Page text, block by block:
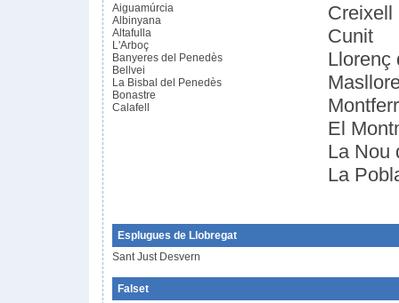
Aiguamúrcia
Albinyana
Altafulla
L'Arboç
Banyeres del Penedès
Bellvei
La Bisbal del Penedès
Bonastre
Calafell
Creixell
Cunit
Llorenç
El
La Nou
La
Esplugues de Llobregat
Sant Just Desvern
Falset